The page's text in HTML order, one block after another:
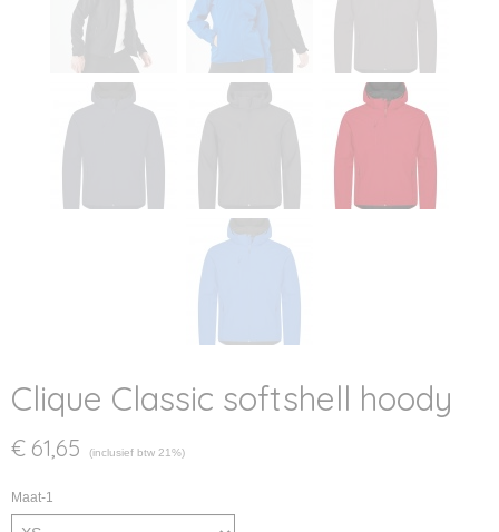
Clique Classic softshell hoody
€ 61,65 (inclusief btw 21%)
Maat-1